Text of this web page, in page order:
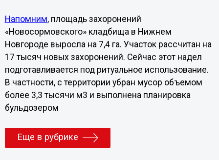
Напомним, площадь захоронений
«Новосормовского» кладбища в Нижнем
Новгороде выросла на 7,4 га. Участок рассчитан на
17 тысяч новых захоронений. Сейчас этот надел
подготавливается под ритуальное использование.
В частности, с территории убран мусор объемом
более 3,3 тысячи м3 и выполнена планировка
бульдозером
Еще в рубрике